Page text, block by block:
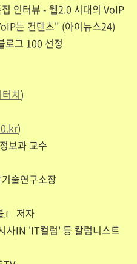
인터뷰 - 웹2.0 시대의 VoIP
는 컨텐츠" (아이뉴스24)
그 100 선정
치)
)
보과 교수
술연구소장
저자
IN 'IT컬럼' 등 칼럼니스트